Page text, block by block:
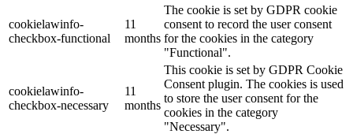
cookielawinfo-
checkbox-functional
11
months
The cookie is set by GDPR cookie
consent to record the user consent
for the cookies in the category
"Functional".
cookielawinfo-
checkbox-necessary
11
months
This cookie is set by GDPR Cookie
Consent plugin. The cookies is used
to store the user consent for the
cookies in the category
"Necessary".